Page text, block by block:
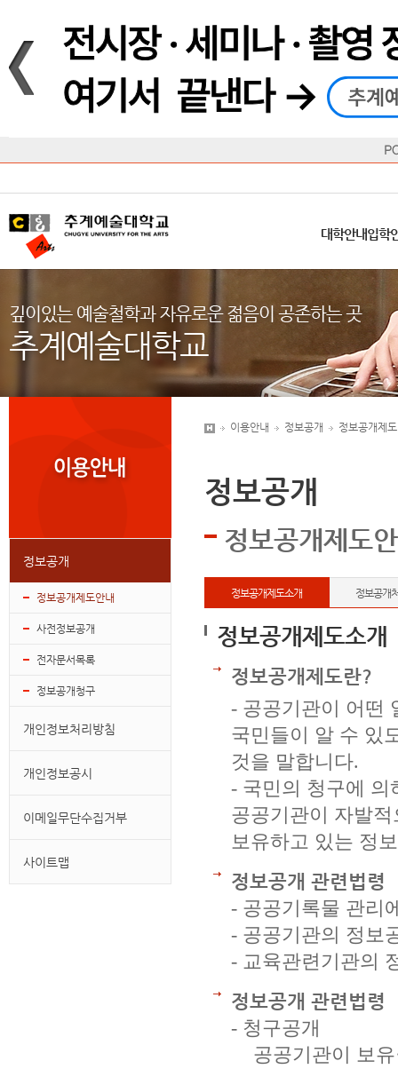
재생정지
대학안내
대학안내
입학
입학안내
대학/대학원
창의예
학사안내
수업안내
대학생활
총학생회
직속/부속기관
산
정보공개
정보공개제도안내
사전정보공개
전자문서목록
정보공개청구
개인정보처리방침
개인정보공시
이메일무단수집거부
사이트맵
이용안내 정보공개 정보공개제
정보공개
정보공개제도
정보공개제도소개 정보공개
정보공개제도소개
정보공개제도란?
- 공공기관이 어떤
국민들이 알 수 있
것을 말합니다.
- 국민의 청구에 의
공공기관이 자발
보유하고 있는 정
정보공개 관련법령
- 공공기록물 관리
- 공공기관의 정보
- 교육관련기관의
정보공개 관련법령
- 청구공개
공공기관이 보